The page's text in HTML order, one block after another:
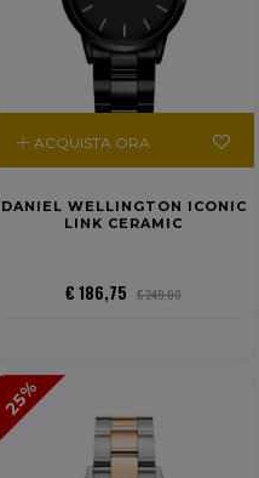
ACQUISTA ORA
DANIEL WELLINGTON ICONIC
LINK CERAMIC
€ 186,75 € 249,00
25%